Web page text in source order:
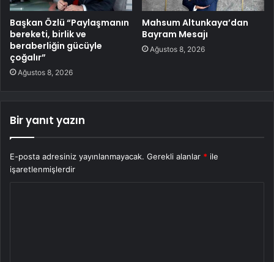
Başkan Özlü “Paylaşmanın
bereketi, birlik ve
beraberliğin gücüyle
çoğalır”
Ağustos 8, 2026
Mahsum Altunkaya’dan
Bayram Mesajı
Ağustos 8, 2026
Bir yanıt yazın
E-posta adresiniz yayınlanmayacak. Gerekli alanlar * ile
işaretlenmişlerdir